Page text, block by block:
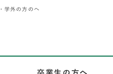
学外の方のへ